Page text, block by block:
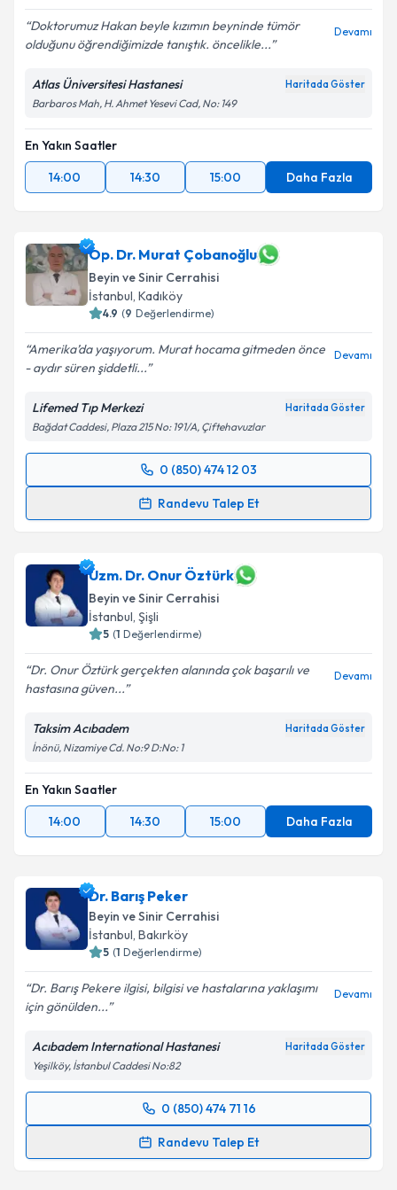
Doktorumuz Hakan beyle kızımın beyninde tümör
olduğunu öğrendiğimizde tanıştık. öncelikle...
Devamı
Atlas Üniversitesi Hastanesi Haritada Göster
Barbaros Mah, H. Ahmet Yesevi Cad, No: 149
En Yakın Saatler
14:00
14:30 15:00 Daha Fazla
Op. Dr. Murat Çobanoğlu
Beyin ve Sinir Cerrahisi
İstanbul, Kadıköy
4.9 (9 Değerlendirme)
Amerika’da yaşıyorum. Murat hocama gitmeden önce
- aydır süren şiddetli...
Devamı
Lifemed Tıp Merkezi Haritada Göster
Bağdat Caddesi, Plaza 215 No: 191/A, Çiftehavuzlar
0 (850) 474 12 03
Randevu Talep Et
Randevu Takvimi Talebi
takvim hazırlandığında e-posta ile bilgilendireceğiz.
E-posta Adresiniz
Kişisel verilerimin işlenmesine ilişkin
kapsamda işlenmesini kabul ediyorum.
Uzm. Dr. Onur Öztürk
Beyin ve Sinir Cerrahisi
İstanbul, Şişli
5 (1 Değerlendirme)
Dr. Onur Öztürk gerçekten alanında çok başarılı ve
hastasına güven...
Devamı
Taksim Acıbadem Haritada Göster
İnönü, Nizamiye Cd. No:9 D:No: 1
En Yakın Saatler
14:00
14:30 15:00 Daha Fazla
Dr. Barış Peker
Beyin ve Sinir Cerrahisi
İstanbul, Bakırköy
5 (1 Değerlendirme)
Dr. Barış Pekere ilgisi, bilgisi ve hastalarına yaklaşımı
için gönülden...
Devamı
Acıbadem International Hastanesi Haritada Göster
Yeşilköy, İstanbul Caddesi No:82
0 (850) 474 71 16
Randevu Talep Et
Randevu Takvimi Talebi